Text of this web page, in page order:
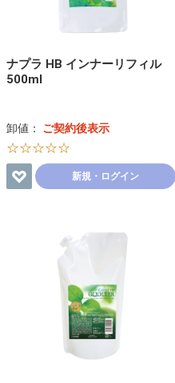
ナプラ HB インナーリフィル
500ml
卸値： ご契約後表示
☆☆☆☆☆
新規・ログイン